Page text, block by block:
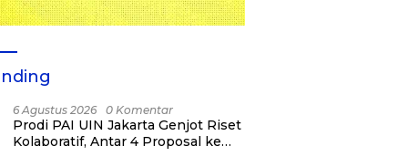
6 Agustus 2026 0 Komentar
Prodi PAI UIN Jakarta Genjot Riset
Kolaboratif, Antar 4 Proposal ke